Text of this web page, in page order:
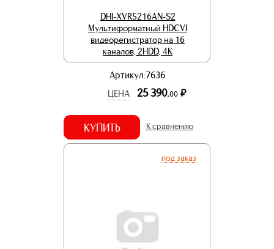
DHI-XVR5216AN-S2
Мультиформатный HDCVI
видеорегистратор на 16
каналов, 2HDD, 4K
Артикул:7636
ЦЕНА
25 390.00 р.
КУПИТЬ К сравнению
под заказ